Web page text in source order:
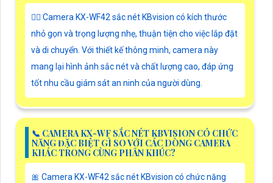
🙆‍♀️ Camera KX-WF42 sắc nét KBvision có kích thước
nhỏ gọn và trọng lượng nhẹ, thuận tiện cho việc lắp đặt
và di chuyển. Với thiết kế thông minh, camera này
mang lại hình ảnh sắc nét và chất lượng cao, đáp ứng
tốt nhu cầu giám sát an ninh của người dùng.
📞 CAMERA KX-WF SẮC NÉT KBVISION CÓ CHỨC
NĂNG ĐẶC BIỆT GÌ SO VỚI CÁC DÒNG CAMERA
KHÁC TRONG CÙNG PHÂN KHÚC?
🎀 Camera KX-WF42 sắc nét KBvision có chức năng